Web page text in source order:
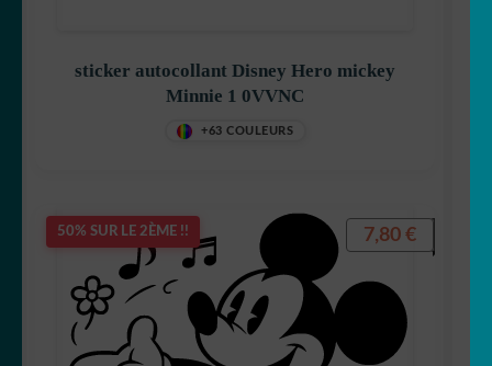
sticker autocollant Disney Hero mickey
Minnie 1 0VVNC
+63 COULEURS
50% SUR LE 2ÈME !! 7,80 €